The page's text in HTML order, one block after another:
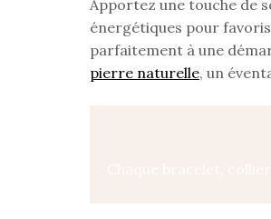
Apportez une touche de
énergétiques pour
parfaitement à une
pierre naturelle, un